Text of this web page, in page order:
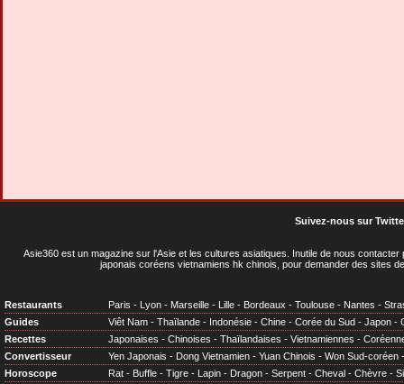
Suivez-nous sur
Asie360 est un magazine sur l'Asie et les cultures asiatiques . Inutile de nous
japonais coréens vietnamiens hk chinois, pour demander des sites
Restaurants Paris - Lyon - Marseille - Lille - Bordeaux - Toulouse - Nantes -
Guides
Viêt Nam - Thaïlande - Indonésie - Chine - Corée du Sud - Japon -
Recettes
Japonaises - Chinoises - Thaïlandaises - Vietnamiennes -
Convertisseur
Yen Japonais - Dong Vietnamien - Yuan Chinois - Won Sud-coréen
Horoscope
Rat - Buffle - Tigre - Lapin - Dragon - Serpent - Cheval - Chèvre -